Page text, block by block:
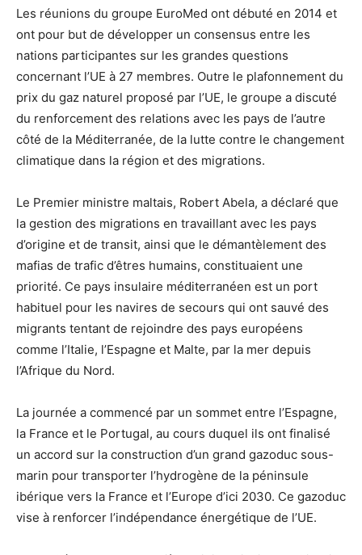
Les réunions du groupe EuroMed ont débuté en 2014 et
ont pour but de développer un consensus entre les
nations participantes sur les grandes questions
concernant l’UE à 27 membres. Outre le plafonnement du
prix du gaz naturel proposé par l’UE, le groupe a discuté
du renforcement des relations avec les pays de l’autre
côté de la Méditerranée, de la lutte contre le changement
climatique dans la région et des migrations.
Le Premier ministre maltais, Robert Abela, a déclaré que
la gestion des migrations en travaillant avec les pays
d’origine et de transit, ainsi que le démantèlement des
mafias de trafic d’êtres humains, constituaient une
priorité. Ce pays insulaire méditerranéen est un port
habituel pour les navires de secours qui ont sauvé des
migrants tentant de rejoindre des pays européens
comme l’Italie, l’Espagne et Malte, par la mer depuis
l’Afrique du Nord.
La journée a commencé par un sommet entre l’Espagne,
la France et le Portugal, au cours duquel ils ont finalisé
un accord sur la construction d’un grand gazoduc sous-
marin pour transporter l’hydrogène de la péninsule
ibérique vers la France et l’Europe d’ici 2030. Ce gazoduc
vise à renforcer l’indépendance énergétique de l’UE.